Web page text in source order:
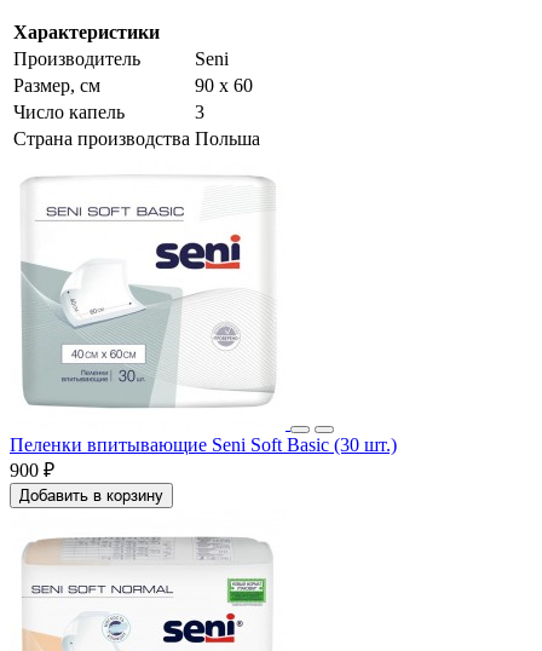
Характеристики
Производитель
Seni
Размер, см
90 x 60
Число капель
3
Страна производства Польша
Пеленки впитывающие Seni Soft Basic (30 шт.)
900 ₽
Добавить в корзину